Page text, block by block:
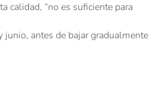
calidad, “no es suficiente para
antes de bajar gradualmente